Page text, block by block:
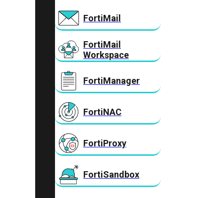
FortiMail
FortiMail
Workspace
FortiManager
FortiNAC
FortiProxy
FortiSandbox